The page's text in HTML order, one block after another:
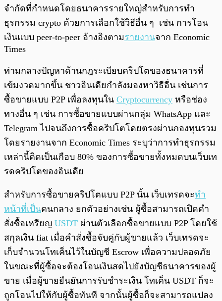
จำกัดที่กำหนดโดยธนาคารรายใหญ่สำหรับการทำ
ธุรกรรม crypto ด้วยการเลือกใช้วิธีอื่น ๆ เช่น การโอน
เงินแบบ peer-to-peer อ้างอิงตามรายงานจาก Economic
Times
ท่ามกลางปัญหาด้านกฎระเบียบคริปโตของธนาคารที่
เข้มงวดมากขึ้น ชาวอินเดียกำลังมองหาวิธีอื่น เช่นการ
ซื้อขายแบบ P2P เพื่อลงทุนใน Cryptocurrency หรือช่อง
ทางอื่น ๆ เช่น การซื้อขายแบบผ่านกลุ่ม WhatsApp และ
Telegram ไปจนถึงการซื้อคริปโตโดยตรงผ่านกองทุนรวม
โดยรายงานจาก Economic Times ระบุว่าการทำธุรกรรม
เหล่านี้คิดเป็นเกือบ 80% ของการซื้อขายทั้งหมดบนเว็บเท
รดคริปโตของอินเดีย
สำหรับการซื้อขายคริปโตแบบ P2P นั้น เว็บเทรดจะทำ
หน้าที่เป็นคนกลาง ยกตัวอย่างเช่น ผู้ซื้อสามารถเปิดคำ
สั่งซื้อเหรียญ USDT ผ่านตัวเลือกซื้อขายแบบ P2P โดยใช้
สกุลเงิน fiat เมื่อคำสั่งซื้อจับคู่กับผู้ขายแล้ว เว็บเทรดจะ
เก็บจำนวนโทเค็นไว้ในบัญชี Escrow เพื่อความปลอดภัย
ในขณะที่ผู้ซื้อจะต้องโอนเงินสดไปยังบัญชีธนาคารของผู้
ขาย เมื่อผู้ขายยืนยันการรับชำระเงิน โทเค็น USDT ก็จะ
ถูกโอนไปให้กับผู้ซื้อทันที จากนั้นผู้ซื้อก็จะสามารถแปลง